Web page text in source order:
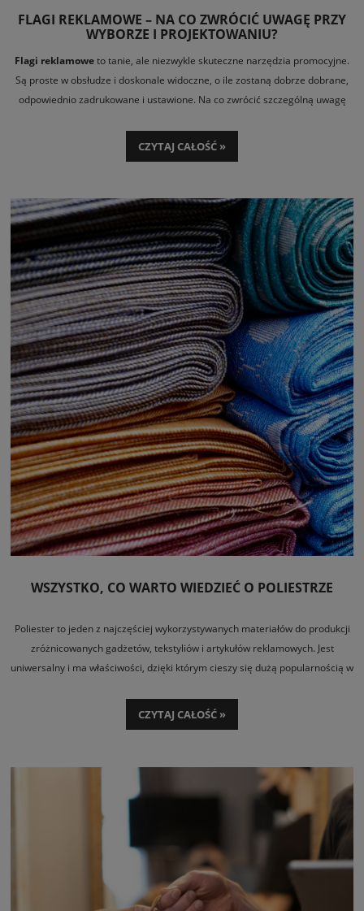
FLAGI REKLAMOWE – NA CO ZWRÓCIĆ UWAGĘ PRZY
WYBORZE I PROJEKTOWANIU?
Flagi reklamoweto tanie, ale niezwykle skuteczne narzędzia promocyjne.
Są proste w obsłudze i doskonale widoczne, o ile zostaną dobrze dobrane,
odpowiednio zadrukowane i ustawione. Na co zwrócić szczególną uwagę
produkt lub miejsce zostały zapamiętane?
CZYTAJ CAŁOŚĆ »
WSZYSTKO, CO WARTO WIEDZIEĆ O POLIESTRZE
Poliester to jeden z najczęściej wykorzystywanych materiałów do produkcji
zróżnicowanych gadżetów, tekstyliów i artykułów reklamowych. Jest
uniwersalny i ma właściwości, dzięki którym cieszy się dużą popularnością w
nadruku na tkaninach poliestrowych sprawdza się najlepiej i jak dbać o
CZYTAJ CAŁOŚĆ »